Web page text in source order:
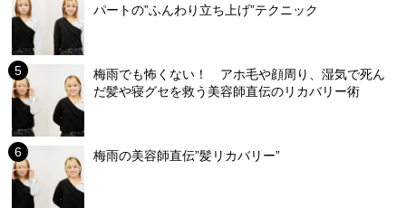
パートの”ふんわり立ち上げ”テクニック
梅雨でも怖くない！ アホ毛や顔周り、湿気で死ん
だ髪や寝グセを救う美容師直伝のリカバリー術
梅雨の美容師直伝”髪リカバリー”